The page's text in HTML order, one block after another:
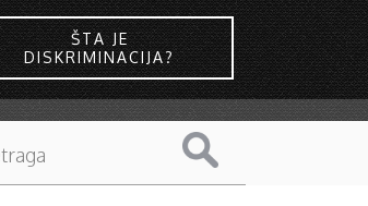
ŠTA JE
DISKRIMINACIJA?